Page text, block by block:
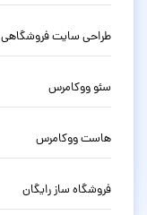
طراحی سایت فروشگاهی
سئو ووکامرس
هاست ووکامرس
فروشگاه ساز رایگان